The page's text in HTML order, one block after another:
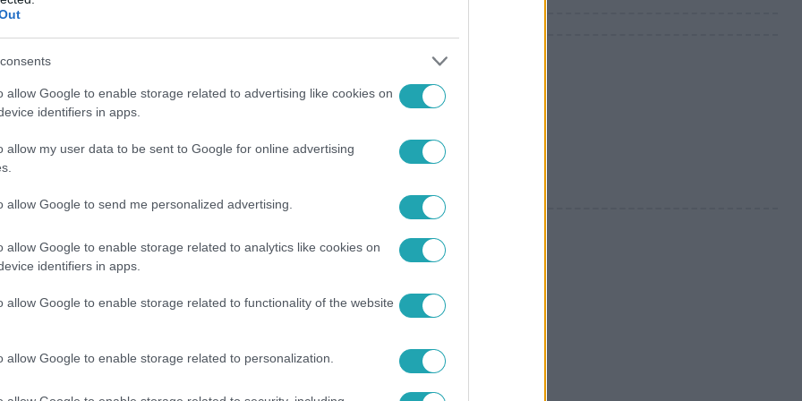
allow Google to enable storage related to advertising like cookies on
identifiers in apps.
allow my user data to be sent to Google for online advertising
allow Google to send me personalized advertising.
allow Google to enable storage related to analytics like cookies on
identifiers in apps.
allow Google to enable storage related to functionality of the website
allow Google to enable storage related to personalization.
kirabolta egy másik nő
neki, nyakon szúrta az idős
élő gyanúsított pénzt kért az idős nőtől, de mivel
nyakon szúrta.